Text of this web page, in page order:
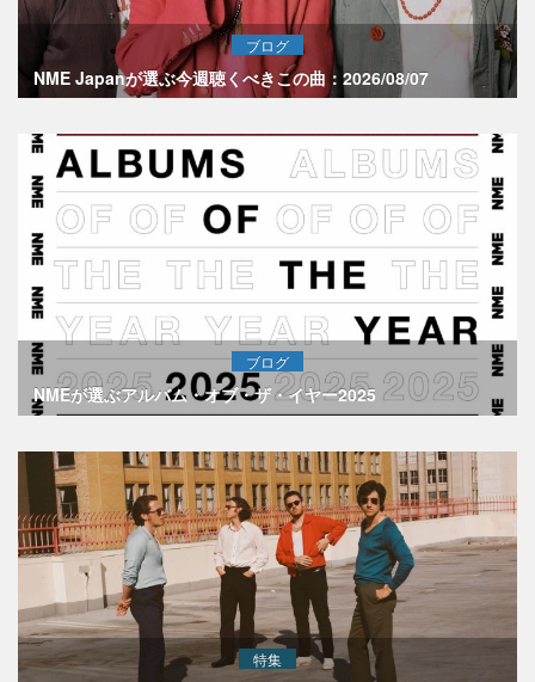
ブログ
NME Japanが選ぶ今週聴くべきこの曲：2026/08/07
ブログ
NMEが選ぶアルバム・オブ・ザ・イヤー2025
特集